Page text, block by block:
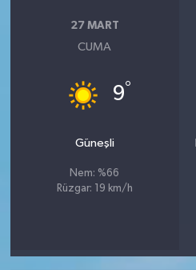
27 MART
CUMA
9°
Güneşli
Nem: %66
Rüzgar: 19 km/h